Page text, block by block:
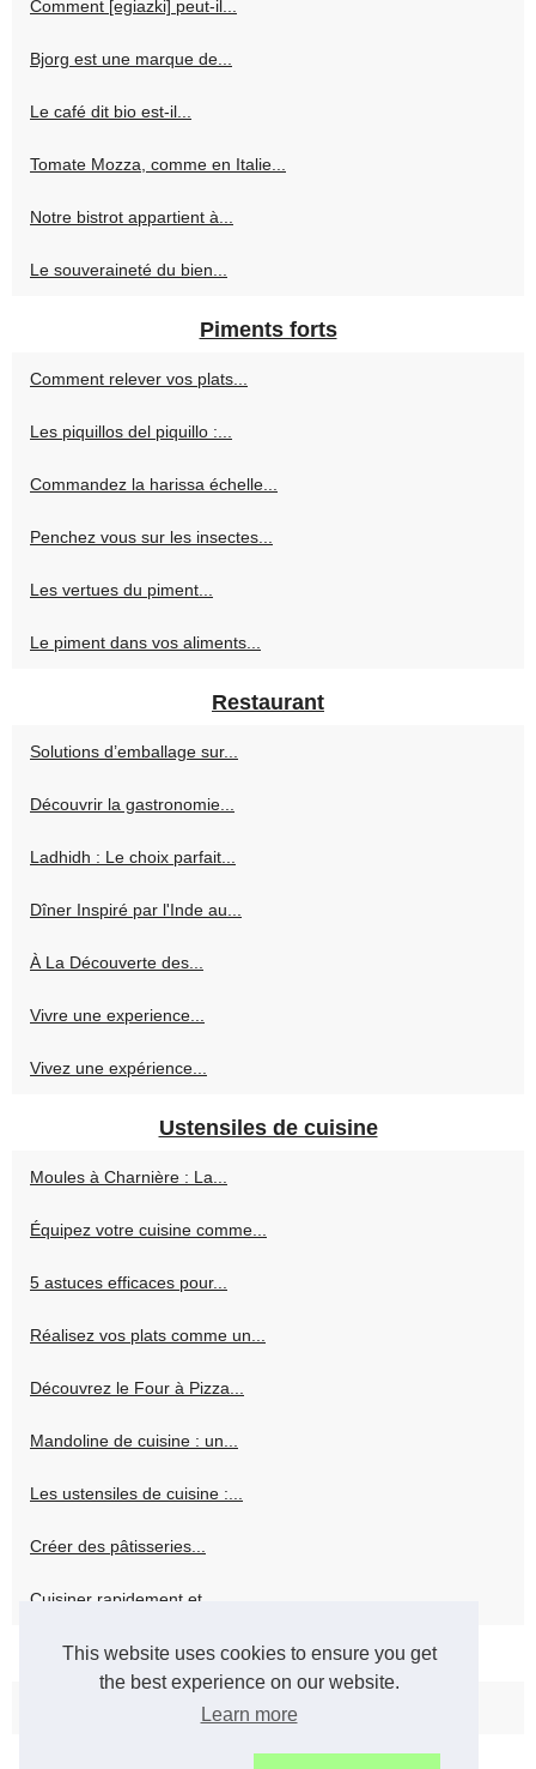
This website uses cookies to ensure you get
the best experience on our website.
Learn more
Comment [egiazki] peut-il...
Bjorg est une marque de...
Le café dit bio est-il...
Tomate Mozza, comme en Italie...
Notre bistrot appartient à...
Le souveraineté du bien...
Piments forts
Comment relever vos plats...
Les piquillos del piquillo :...
Commandez la harissa échelle...
Penchez vous sur les insectes...
Les vertues du piment...
Le piment dans vos aliments...
Restaurant
Solutions d’emballage sur...
Découvrir la gastronomie...
Ladhidh : Le choix parfait...
Dîner Inspiré par l'Inde au...
À La Découverte des...
Vivre une experience...
Vivez une expérience...
Ustensiles de cuisine
Moules à Charnière : La...
Équipez votre cuisine comme...
5 astuces efficaces pour...
Réalisez vos plats comme un...
Découvrez le Four à Pizza...
Mandoline de cuisine : un...
Les ustensiles de cuisine :...
Créer des pâtisseries...
Cuisiner rapidement et...
Vin sans alcool
Vins sans alcool halal sur...